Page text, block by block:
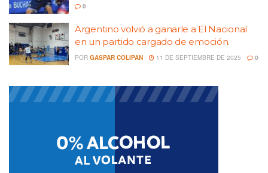
0
Argentino volvió a ganarle a El Nacional
en un partido cargado de emoción.
POR GASPAR COLIPAN 11 DE SEPTIEMBRE DE 2025 0